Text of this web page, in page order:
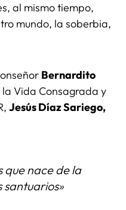
al mismo tiempo,
mundo, la soberbia,
Bernardito
Vida Consagrada y
Jesús Díaz Sariego,
que nace de la
santuarios»